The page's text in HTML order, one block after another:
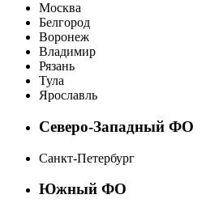
Москва
Белгород
Воронеж
Владимир
Рязань
Тула
Ярославль
Северо-Западный ФО
Санкт-Петербург
Южный ФО